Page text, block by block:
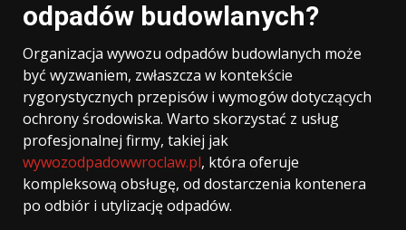
odpadów budowlanych?
Organizacja wywozu odpadów budowlanych może
być wyzwaniem, zwłaszcza w kontekście
rygorystycznych przepisów i wymogów dotyczących
ochrony środowiska. Warto skorzystać z usług
profesjonalnej firmy, takiej jak
wywozodpadowwroclaw.pl, która oferuje
kompleksową obsługę, od dostarczenia kontenera
po odbiór i utylizację odpadów.